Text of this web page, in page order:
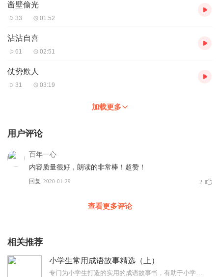
凿壁偷光
33 01:52
沾沾自喜
61 02:51
仗势欺人
31 03:19
加载更多
用户评论
百年一心
内容质量很好，朗读的非常棒！超赞！
回复 2020-01-29 2
查看更多评论
相关推荐
小学生常用成语故事精选（上）
专门为小学生打造的实用的成语故事书，有助于小学生：了解时代变迁；认识历史人物；打牢文化根基；提高写作能力。既活泼生动，又严谨深刻。有品位，有内容，不仅能够读进去...